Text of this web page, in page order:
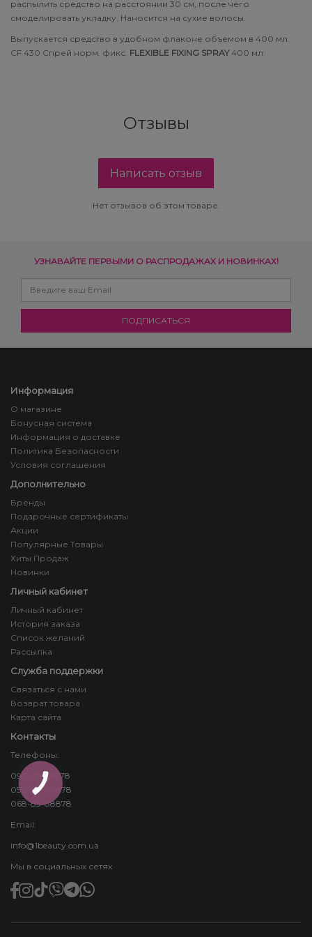
распылить средство на расстоянии 30 см, после чего
смоделировать укладку. Наносится на сухие волосы.
Выпускается средство в удобном флаконе объемом в 400 мл.
CF 430 Спрей норм. фикс. FLEXIBLE FIXING SPRAY400 мл
Отзывы
Написать отзыв
Нет отзывов об этом товаре.
УЗНАВАЙТЕ ПЕРВЫМИ О РАСПРОДАЖАХ И НОВИНКАХ!
Информация
О магазине
Бонусная система
Информация о доставке
Политика Безопасности
Условия соглашения
Дополнительно
Бренды
Подарочные сертификаты
Акции
Популярные Товары
Хиты Продаж
Новинки
Личный кабинет
Личный кабинет
История заказа
Список желаний
Рассылка
Служба поддержки
Связаться с нами
Возврат товара
Карта сайта
Контакты
Телефоны:
093-23-88878
050-24-88878
068-83-88878
Email:
info@1beauty.com.ua
Мы в социальных сетях
Subtil Design Lab - Серия для
максимального сохранения цвета волос
Subtil Global Lift - Глубокое восстановление
Осветляющие средства и окислители
блеск волос
You Look Glamour
You Look Professional
КНОПКА
ЗВ'ЯЗКУ